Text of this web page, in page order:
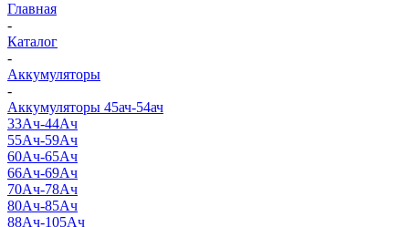
Главная
-
Каталог
-
Аккумуляторы
-
Аккумуляторы 45ач-54ач
33Ач-44Ач
55Ач-59Ач
60Ач-65Ач
66Ач-69Ач
70Ач-78Ач
80Ач-85Ач
88Ач-105Ач